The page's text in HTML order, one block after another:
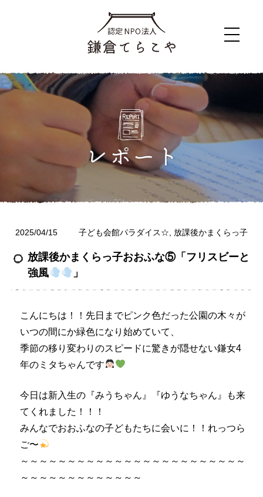
2025/04/15 子ども会館パラダイス☆ 放課後かまくらっ子
放課後かまくらっ子おおふな⑤「フリスビーと
強風
」
こんにちは！！先日までピンク色だった公園の木々が
いつの間にか緑色になり始めていて、
季節の移り変わりのスピードに驚きが隠せない鎌女4
年のミタちゃんです
今日は新入生の『みうちゃん』『ゆうなちゃん』も来
てくれました！！！
みんなでおおふなの子どもたちに会いに！！れっつら
ご〜
～～～～～～～～～～～～～～～～～～～～～～～～
～～～～～～～～～～～～～